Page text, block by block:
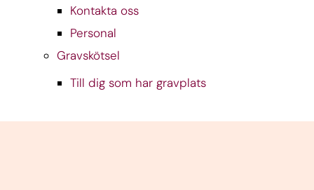
Kontakta oss
Personal
Gravskötsel
Till dig som har gravplats